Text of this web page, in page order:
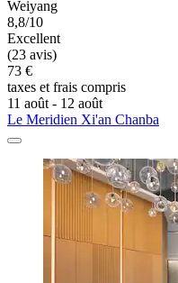
Weiyang
8,8/10
Excellent
(23 avis)
73 €
taxes et frais compris
11 août - 12 août
Le Meridien Xi'an Chanba